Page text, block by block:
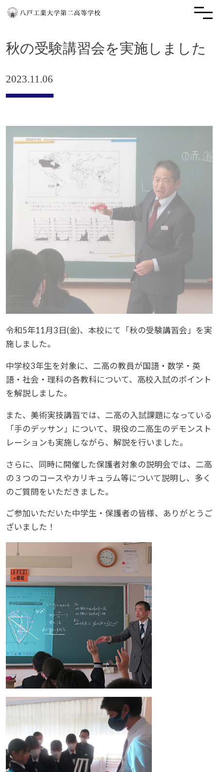
秋の受験講習会を実施しました
2023.11.06
令和5年11月3日(金)、本校にて「秋の受験講習会」を実
施しました。
中学校3年生を対象に、二高の教員が国語・数学・英
語・社会・理科の各教科について、高校入試のポイント
を解説しました。
また、美術実技講習では、二高の入試課題になっている
「手のデッサン」について、現役の二高生のデモンスト
レーションも実施しながら、解説を行いました。
さらに、同時に開催した保護者対象の説明会では、二高
の３つのコースやカリキュラム等について説明し、多く
のご質問をいただきました。
ご参加いただいた中学生・保護者の皆様、ありがとうご
ざいました！